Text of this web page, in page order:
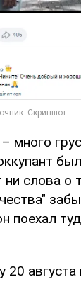
много
слова о
поехал
20